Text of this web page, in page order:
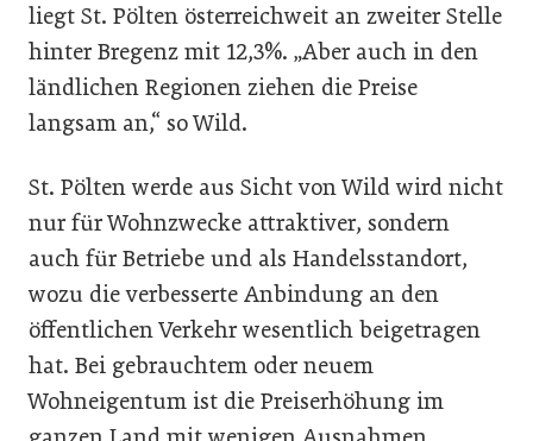
liegt St. Pölten österreichweit an zweiter Stelle
hinter Bregenz mit 12,3%. „Aber auch in den
ländlichen Regionen ziehen die Preise
langsam an,“ so Wild.
St. Pölten werde aus Sicht von Wild wird nicht
nur für Wohnzwecke attraktiver, sondern
auch für Betriebe und als Handelsstandort,
wozu die verbesserte Anbindung an den
öffentlichen Verkehr wesentlich beigetragen
hat. Bei gebrauchtem oder neuem
Wohneigentum ist die Preiserhöhung im